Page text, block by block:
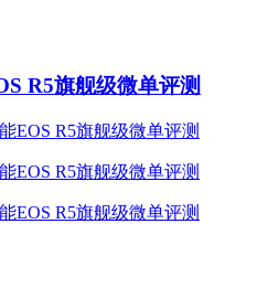
R5旗舰级微单评测